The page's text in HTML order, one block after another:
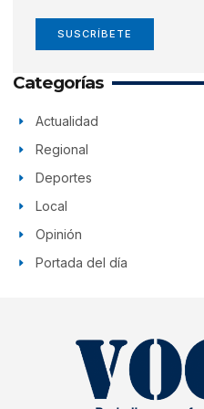
SUSCRÍBETE
Categorías
Actualidad
Regional
Deportes
Local
Opinión
Portada del día